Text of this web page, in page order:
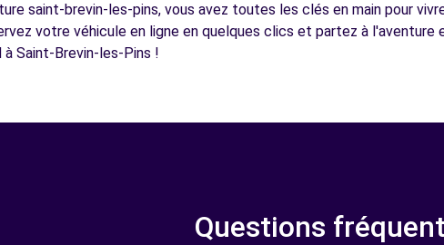
saint-brevin-les-pins, vous avez toutes les clés en main pour
votre véhicule en ligne en quelques clics et partez à
Saint-Brevin-les-Pins !
Questions